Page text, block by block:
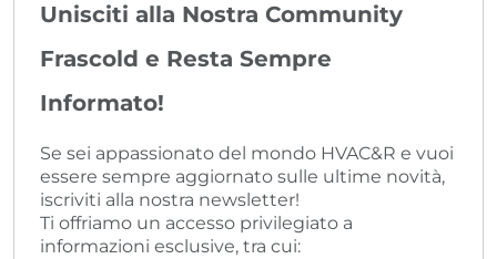
Unisciti alla Nostra Community
Frascold e Resta Sempre
Informato!
Se sei appassionato del mondo HVAC&R e vuoi
essere sempre aggiornato sulle ultime novità,
iscriviti alla nostra newsletter!
Ti offriamo un accesso privilegiato a
informazioni esclusive, tra cui: